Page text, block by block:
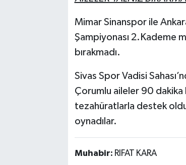
Mimar Sinanspor ile
Şampiyonası 2.Kademe
bırakmadı.
Sivas Spor Vadisi
Çorumlu aileler 90 dakika
tezahüratlarla destek
oynadılar.
Muhabir: RIFAT KARA